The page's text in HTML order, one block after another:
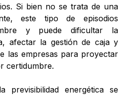
Si bien no se trata de una
este tipo de episodios
y puede dificultar la
afectar la gestión de caja y
las empresas para proyectar
certidumbre.
previsibilidad energética se